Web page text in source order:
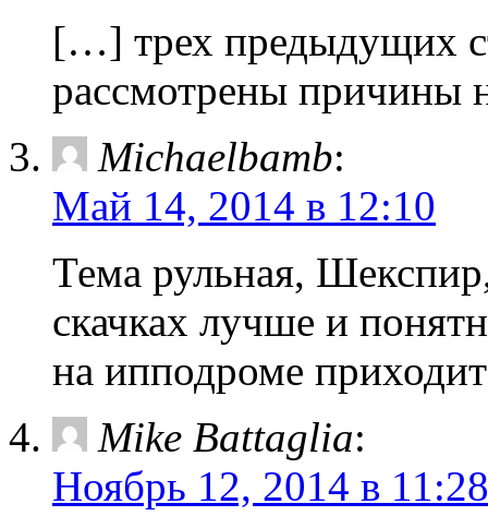
[…] трех предыдущих
рассмотрены причины
Michaelbamb:
Май 14, 2014 в 12:10
Тема рульная,
скачках лучше и
на ипподроме
Mike Battaglia:
Ноябрь 12, 2014 в 11:28